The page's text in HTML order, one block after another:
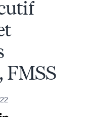
FMSS